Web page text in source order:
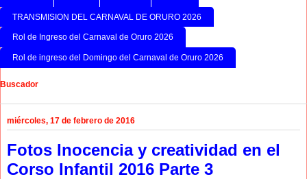
TRANSMISION DEL CARNAVAL DE ORURO 2026
Rol de Ingreso del Carnaval de Oruro 2026
Rol de ingreso del Domingo del Carnaval de Oruro 2026
Buscador
miércoles, 17 de febrero de 2016
Fotos Inocencia y creatividad en el
Corso Infantil 2016 Parte 3